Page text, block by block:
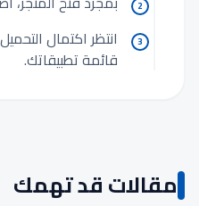
2
3
انتظر اكتمال
قائمة تطبيقاتك.
مقالات قد تهمك